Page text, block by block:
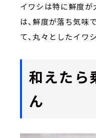
イワシは特に鮮度が
は、鮮度が落ち気味
て、丸々としたイワ
和えたら
ん